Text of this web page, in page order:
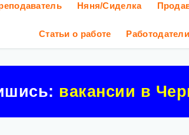
Няня/Сиделка
Статьи о работе Работодатели
вакансии в